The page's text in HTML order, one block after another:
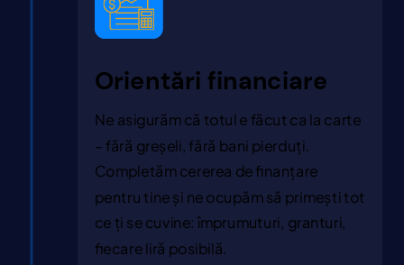
Orientări financiare
Ne asigurăm că totul e făcut ca la carte
– fără greșeli, fără bani pierduți.
Completăm cererea de finanțare
pentru tine și ne ocupăm să primești tot
ce ți se cuvine: împrumuturi, granturi,
fiecare liră posibilă.